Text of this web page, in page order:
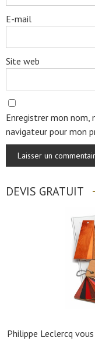
E-mail
Site web
Enregistrer mon
navigateur pour mon
DEVIS GRATUIT
Philippe Leclercq